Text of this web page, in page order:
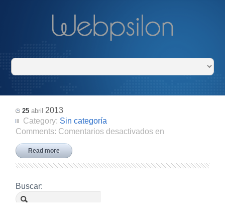
25 abril 2013
Category: Sin categoría
Comments: Comentarios desactivados en
Read more
Buscar: